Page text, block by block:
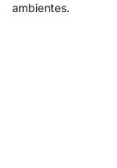
ambientes.